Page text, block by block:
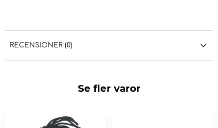
RECENSIONER (0)
Se fler varor